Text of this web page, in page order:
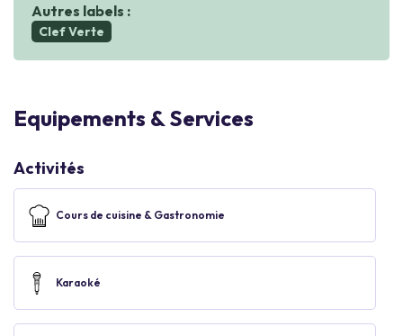
Autres labels :
Clef Verte
Equipements & Services
Activités
Cours de cuisine & Gastronomie
Karaoké